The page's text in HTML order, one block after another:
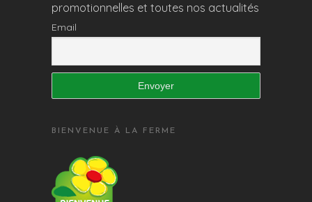
promotionnelles et toutes nos actualités
Email
BIENVENUE À LA FERME